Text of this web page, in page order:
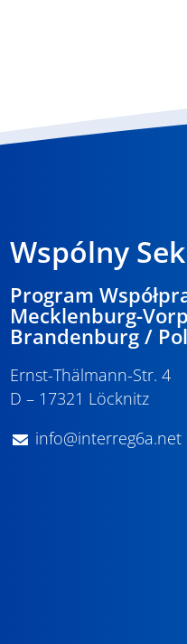
Wspólny
Program
Mecklenburg-
Brandenburg /
Ernst-Thälmann-Str. 4
D – 17321 Löcknitz
info@interreg6a.net